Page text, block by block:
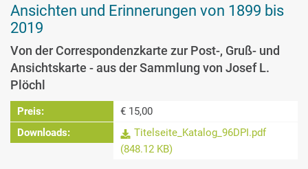
Ansichten und Erinnerungen von 1899 bis
2019
Von der Correspondenzkarte zur Post-, Gruß- und
Ansichtskarte - aus der Sammlung von Josef L.
Plöchl
Preis:
€ 15,00
Downloads:
Titelseite_Katalog_96DPI.pdf
(848.12 KB)